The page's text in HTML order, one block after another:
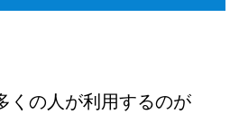
くの人が利用するのが